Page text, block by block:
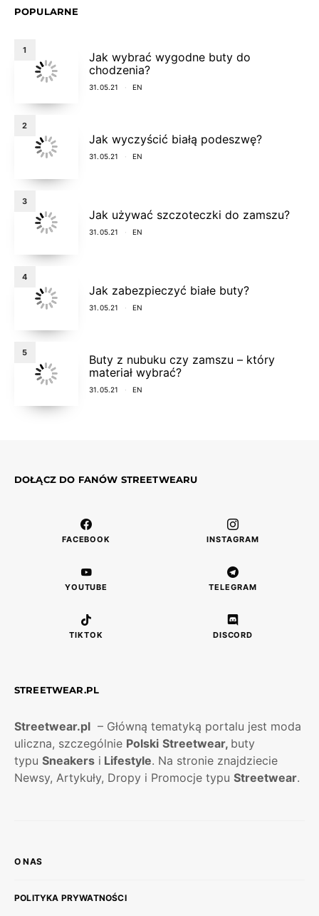
POPULARNE
1
Jak wybrać wygodne buty do
chodzenia?
31.05.21 EN
2
Jak wyczyścić białą podeszwę?
31.05.21 EN
3
Jak używać szczoteczki do zamszu?
31.05.21 EN
4
Jak zabezpieczyć białe buty?
31.05.21 EN
5
Buty z nubuku czy zamszu – który
materiał wybrać?
31.05.21 EN
DOŁĄCZ DO FANÓW STREETWEARU
FACEBOOK INSTAGRAM
YOUTUBE TELEGRAM
TIKTOK DISCORD
STREETWEAR.PL
Streetwear.pl – Główną tematyką portalu jest moda
uliczna, szczególnie Polski Streetwear, buty
typu Sneakers i Lifestyle. Na stronie znajdziecie
Newsy, Artykuły, Dropy i Promocje typu Streetwear.
O NAS
POLITYKA PRYWATNOŚCI